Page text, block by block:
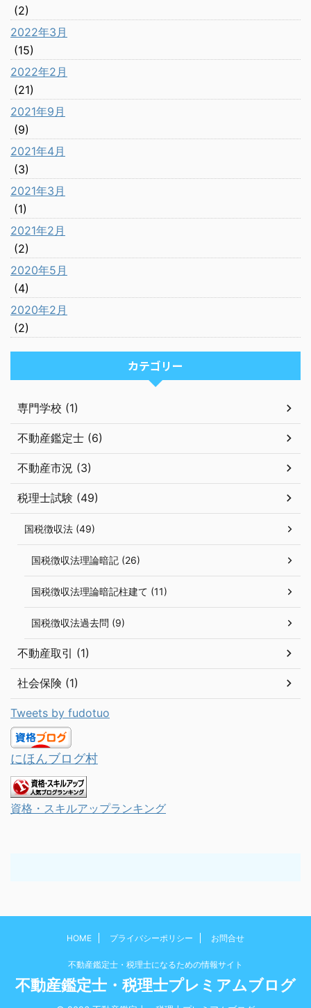
(2)
2022年3月
(15)
2022年2月
(21)
2021年9月
(9)
2021年4月
(3)
2021年3月
(1)
2021年2月
(2)
2020年5月
(4)
2020年2月
(2)
カテゴリー
専門学校 (1)
不動産鑑定士 (6)
不動産市況 (3)
税理士試験 (49)
国税徴収法 (49)
国税徴収法理論暗記 (26)
国税徴収法理論暗記柱建て (11)
国税徴収法過去問 (9)
不動産取引 (1)
社会保険 (1)
Tweets by fudotuo
にほんブログ村
資格・スキルアップランキング
HOME プライバシーポリシー お問合せ
不動産鑑定士・税理士になるための情報サイト
不動産鑑定士・税理士プレミアムブログ